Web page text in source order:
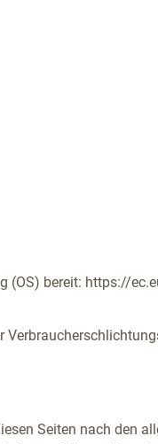
(OS) bereit: https://
Seiten nach den